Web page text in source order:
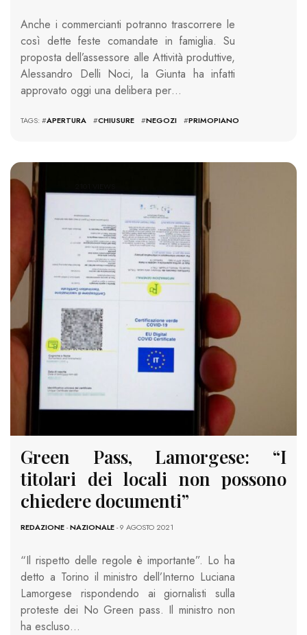
Anche i commercianti potranno trascorrere le
così dette feste comandate in famiglia. Su
proposta dell’assessore alle Attività produttive,
Alessandro Delli Noci, la Giunta ha infatti
approvato oggi una delibera per…
TAGS: #APERTURA #CHIUSURE #NEGOZI #PRIMOPIANO
Green Pass, Lamorgese: “I
titolari dei locali non possono
chiedere documenti”
REDAZIONE-NAZIONALE- 9 AGOSTO 2021
“Il rispetto delle regole è importante”. Lo ha
detto a Torino il ministro dell’Interno Luciana
Lamorgese rispondendo ai giornalisti sulla
proteste dei No Green pass. Il ministro non
ha escluso…